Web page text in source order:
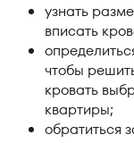
узнать
вписать
чтобы
кровать
квартиры;
обратиться